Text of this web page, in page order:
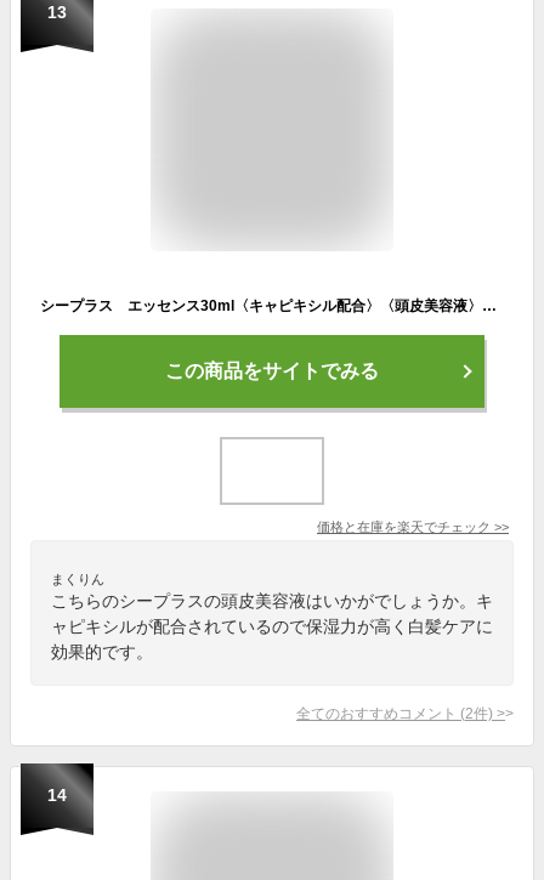
13
シープラス エッセンス30ml〈キャピキシル配合〉〈頭皮美容液〉リニューアル
この商品をサイトでみる
価格と在庫を楽天でチェック >>
まくりん
こちらのシープラスの頭皮美容液はいかがでしょうか。キ
ャピキシルが配合されているので保湿力が高く白髪ケアに
効果的です。
全てのおすすめコメント (2件) >
14